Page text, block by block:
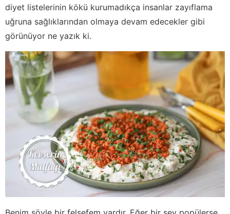
diyet listelerinin kökü kurumadıkça insanlar zayıflama
uğruna sağlıklarından olmaya devam edecekler gibi
görünüyor ne yazık ki.